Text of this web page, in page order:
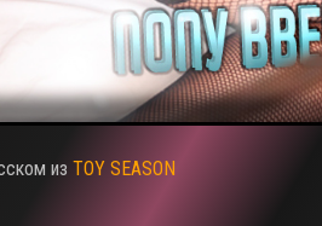
из TOY SEASON